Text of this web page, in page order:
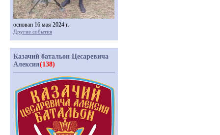
основан 16 мая 2024 г.
Другие события
Казачий батальон Цесаревича
Алексия(138)